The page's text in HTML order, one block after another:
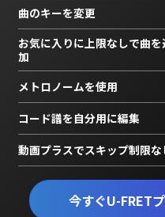
今すぐU-FRET
曲のキーを変更
お気に入りに上限なしで曲を
加
メトロノームを使用
コード譜を自分用に編集
動画プラスでスキップ制限な